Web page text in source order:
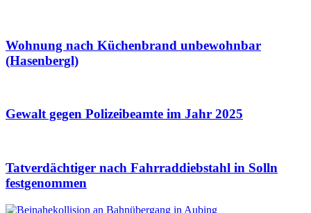
Wohnung nach Küchenbrand unbewohnbar
(Hasenbergl)
Gewalt gegen Polizeibeamte im Jahr 2025
Tatverdächtiger nach Fahrraddiebstahl in Solln
festgenommen